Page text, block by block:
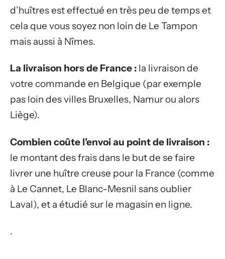
d’huîtres est effectué en très peu de temps et
cela que vous soyez non loin de Le Tampon
mais aussi à Nîmes.
La livraison hors de France : la livraison de
votre commande en Belgique (par exemple
pas loin des villes Bruxelles, Namur ou alors
Liège).
Combien coûte l’envoi au point de livraison :
le montant des frais dans le but de se faire
livrer une huître creuse pour la France (comme
à Le Cannet, Le Blanc-Mesnil sans oublier
Laval), et a étudié sur le magasin en ligne.
.